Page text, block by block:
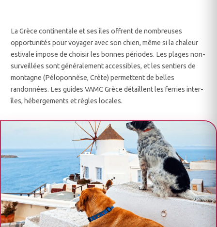
La Grèce continentale et ses îles offrent de nombreuses
opportunités pour voyager avec son chien, même si la chaleur
estivale impose de choisir les bonnes périodes. Les plages non-
surveillées sont généralement accessibles, et les sentiers de
montagne (Péloponnèse, Crète) permettent de belles
randonnées. Les guides VAMC Grèce détaillent les ferries inter-
îles, hébergements et règles locales.